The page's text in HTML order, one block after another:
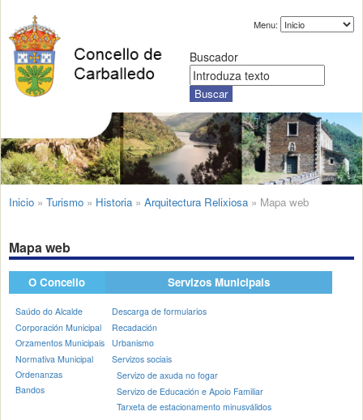
Menu:
Buscador
Inicio » Turismo » Historia » Arquitectura Relixiosa » Mapa web
Mapa web
O Concello
Saúdo do Alcalde
Corporación Municipal
Orzamentos Municipais
Normativa Municipal
Ordenanzas
Bandos
Servizos Municipais
Descarga de formularios
Recadación
Urbanismo
Servizos sociais
Servizo de axuda no fogar
Servizo de Educación e Apoio Familiar
Tarxeta de estacionamento minusválidos